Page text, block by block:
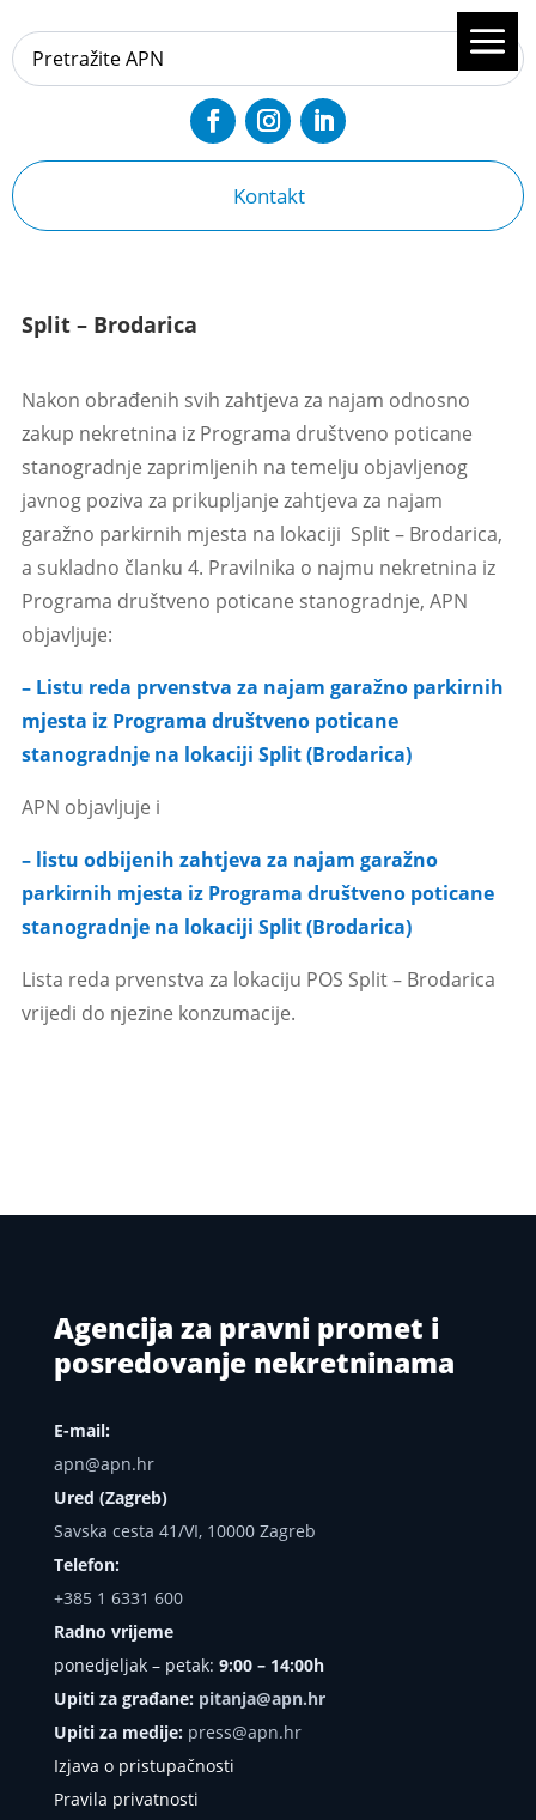
Kontakt
Split – Brodarica
Nakon obrađenih svih zahtjeva za najam odnosno
zakup nekretnina iz Programa društveno poticane
stanogradnje zaprimljenih na temelju objavljenog
javnog poziva za prikupljanje zahtjeva za najam
garažno parkirnih mjesta na lokaciji Split – Brodarica,
a sukladno članku 4. Pravilnika o najmu nekretnina iz
Programa društveno poticane stanogradnje, APN
objavljuje:
– Listu reda prvenstva za najam garažno parkirnih
mjesta iz Programa društveno poticane
stanogradnje na lokaciji Split (Brodarica)
APN objavljuje i
– listu odbijenih zahtjeva za najam garažno
parkirnih mjesta iz Programa društveno poticane
stanogradnje na lokaciji Split (Brodarica)
Lista reda prvenstva za lokaciju POS Split – Brodarica
vrijedi do njezine konzumacije.
Agencija za pravni promet i
posredovanje nekretninama
E-mail:
apn@apn.hr
Ured (Zagreb)
Savska cesta 41/VI, 10000 Zagreb
Telefon:
+385 1 6331 600
Radno vrijeme
ponedjeljak – petak: 9:00 – 14:00h
Upiti za građane: pitanja@apn.hr
Upiti za medije: press@apn.hr
Izjava o pristupačnosti
Pravila privatnosti